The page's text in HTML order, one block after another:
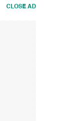
CLOSE AD